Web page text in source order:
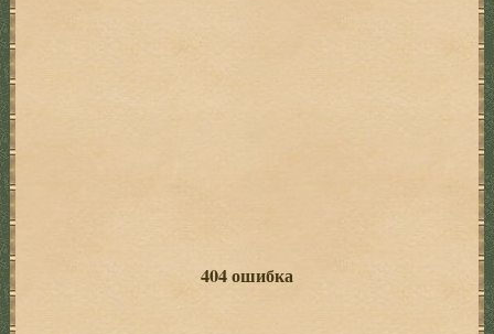
404 ошибка